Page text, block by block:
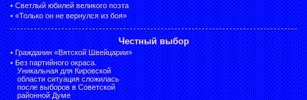
• Светлый юбилей великого поэта
• «Только он не вернулся из боя»
Честный выбор
• Гражданин «Вятской Швейцарии»
• Без партийного окраса.
Уникальная для Кировской
области ситуация сложилась
после выборов в Советской
районной Думе